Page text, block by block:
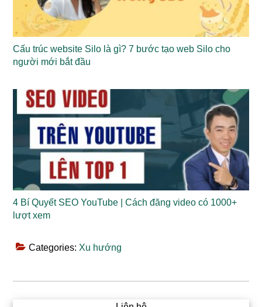
Cấu trúc website Silo là gì? 7 bước tạo web Silo cho
người mới bắt đầu
4 Bí Quyết SEO YouTube | Cách đăng video có 1000+
lượt xem
Categories: Xu hướng